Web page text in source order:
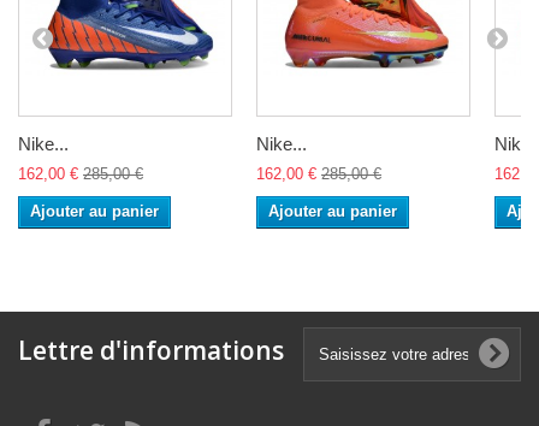
Nike...
162,00 € 285,00 €
Ajouter au panier
Nike...
162,00 € 285,00 €
Ajouter au panier
Lettre d'informations